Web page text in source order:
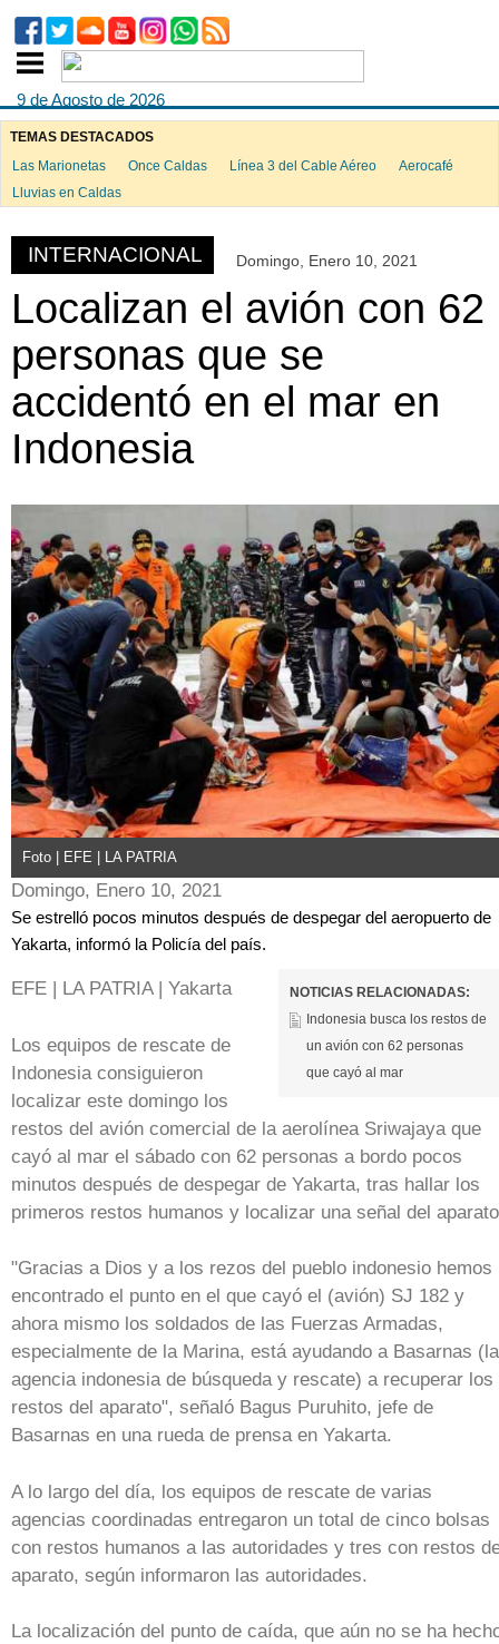
9 de Agosto de 2026
TEMAS DESTACADOS
Las Marionetas
Once Caldas Línea 3 del Cable Aéreo
Aerocafé
Lluvias en Caldas
INTERNACIONAL Domingo, Enero 10, 2021
Localizan el avión con 62
personas que se
accidentó en el mar en
Indonesia
Foto | EFE | LA PATRIA
Domingo, Enero 10, 2021
Se estrelló pocos minutos después de despegar del aeropuerto de
Yakarta, informó la Policía del país.
NOTICIAS RELACIONADAS:
Indonesia busca los restos de
un avión con 62 personas
que cayó al mar
EFE | LA PATRIA | Yakarta
Los equipos de rescate de
Indonesia consiguieron
localizar este domingo los
restos del avión comercial de la aerolínea Sriwajaya que
cayó al mar el sábado con 62 personas a bordo pocos
minutos después de despegar de Yakarta, tras hallar los
primeros restos humanos y localizar una señal del
"Gracias a Dios y a los rezos del pueblo indonesio hemos
encontrado el punto en el que cayó el (avión) SJ 182 y
ahora mismo los soldados de las Fuerzas Armadas,
especialmente de la Marina, está ayudando a Basarnas (la
agencia indonesia de búsqueda y rescate) a recuperar los
restos del aparato", señaló Bagus Puruhito, jefe de
Basarnas en una rueda de prensa en Yakarta.
A lo largo del día, los equipos de rescate de varias
agencias coordinadas entregaron un total de cinco bolsas
con restos humanos a las autoridades y tres con restos
aparato, según informaron las autoridades.
La localización del punto de caída, que aún no se ha